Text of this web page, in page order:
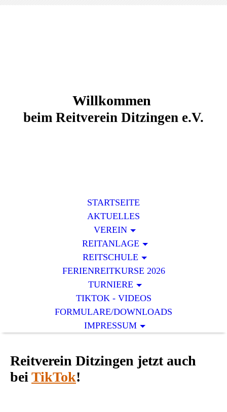
Willkommen
beim Reitverein Ditzingen e.V.
STARTSEITE
AKTUELLES
VEREIN
REITANLAGE
REITSCHULE
FERIENREITKURSE 2026
TURNIERE
TIKTOK - VIDEOS
FORMULARE/DOWNLOADS
IMPRESSUM
Reitverein Ditzingen jetzt auch
bei TikTok!